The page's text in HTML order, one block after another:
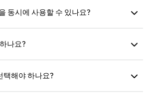
.동시에 사용할 수 있나요?
를 활성화하세요.
나요?
할 수 있습니다. 환불은 5~7 영업일 내에
택해야 하나요?